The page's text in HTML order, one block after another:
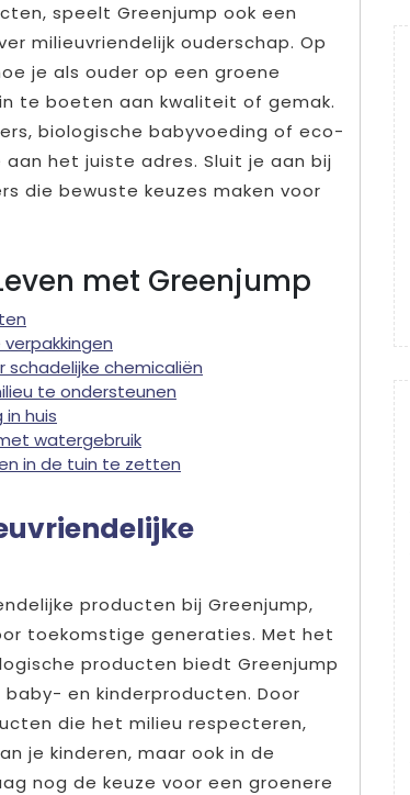
speelt Greenjump ook een
milieuvriendelijk ouderschap. Op
je als ouder op een groene
te boeten aan kwaliteit of gemak.
biologische babyvoeding of eco-
het juiste adres. Sluit je aan bij
die bewuste keuzes maken voor
met Greenjump
schadelijke chemicaliën
te ondersteunen
huis
watergebruik
in de tuin te zetten
producten bij Greenjump,
toekomstige generaties. Met het
producten biedt Greenjump
en kinderproducten. Door
die het milieu respecteren,
je kinderen, maar ook in de
nog de keuze voor een groenere